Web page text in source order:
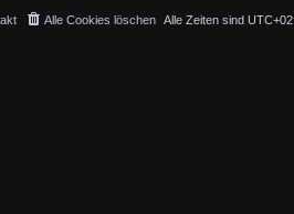
Alle Zeiten sind
Alle Cookies löschen